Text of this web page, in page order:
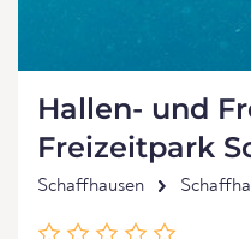
Hallen- und
Freizeitpark
Schaffhausen